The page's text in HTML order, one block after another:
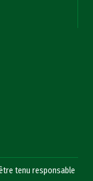
tenu responsable